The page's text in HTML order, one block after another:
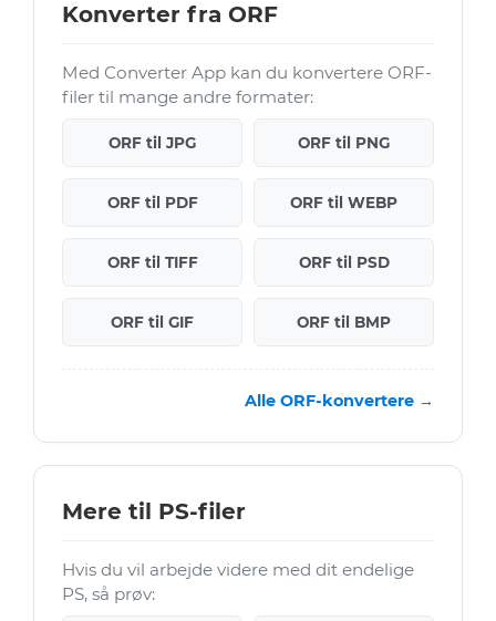
Konverter fra ORF
Med Converter App kan du konvertere ORF-
filer til mange andre formater:
ORF til JPG ORF til PNG
ORF til PDF ORF til WEBP
ORF til TIFF ORF til PSD
ORF til GIF ORF til BMP
Alle ORF-konvertere →
Mere til PS-filer
Hvis du vil arbejde videre med dit endelige
PS, så prøv: